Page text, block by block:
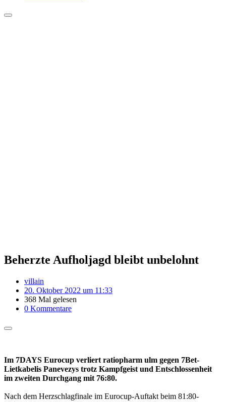
Beherzte Aufholjagd bleibt unbelohnt
villain
20. Oktober 2022 um 11:33
368 Mal gelesen
0 Kommentare
Im 7DAYS Eurocup verliert ratiopharm ulm gegen 7Bet-
Lietkabelis Panevezys trotz Kampfgeist und Entschlossenheit
im zweiten Durchgang mit 76:80.
Nach dem Herzschlagfinale im Eurocup-Auftakt beim 81:80-